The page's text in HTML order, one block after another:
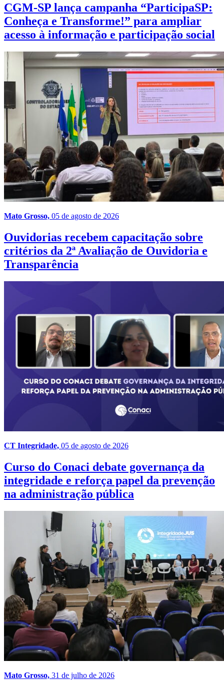
CGM-SP lança campanha “ParticipaSP:
Conheça e Transforme!” para ampliar
acesso à informação e participação social
Mato Grosso, 05 de agosto de 2026
Ouvidorias recebem capacitação sobre
critérios da 2ª Avaliação de Ouvidoria e
Transparência
CT Integridade, 05 de agosto de 2026
Curso do Conaci debate governança da
integridade e reforça papel da prevenção
na administração pública
Mato Grosso, 31 de julho de 2026